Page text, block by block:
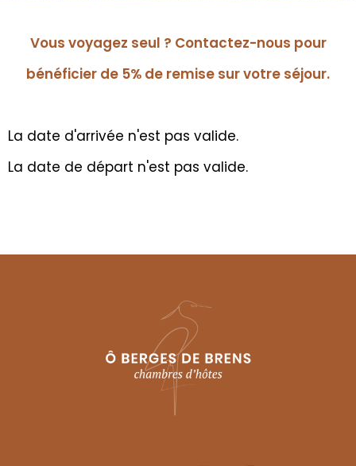
Vous voyagez seul ? Contactez-nous pour
bénéficier de 5% de remise sur votre séjour.
La date d'arrivée n'est pas valide.
La date de départ n'est pas valide.